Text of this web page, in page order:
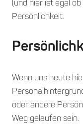
(und hier ist egal
Persönlichkeit.
Wenn uns heute
oder andere
Weg gelaufen sein.